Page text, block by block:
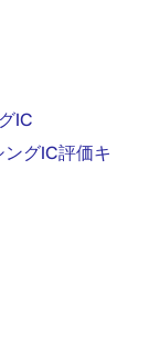
IC
グIC評価キ